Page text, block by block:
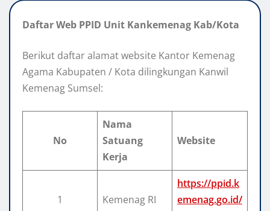
Daftar Web PPID Unit Kankemenag Kab/Kota
Berikut daftar alamat website Kantor Kemenag
Agama Kabupaten / Kota dilingkungan Kanwil
Kemenag Sumsel:
No
Nama
Satuang
Kerja
Website
1 Kemenag RI
https://ppid.k
emenag.go.id/